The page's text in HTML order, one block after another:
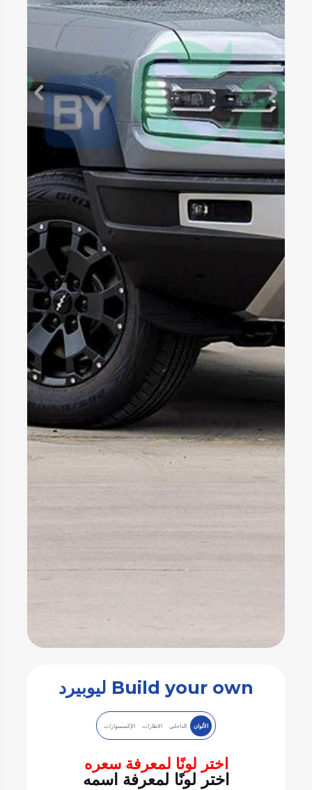
Build your own ليوبيرد
الألوان الداخلي الاطارات الإكسسوارات
اختر لونًا لمعرفة سعره
اختر لونًا لمعرفة اسمه